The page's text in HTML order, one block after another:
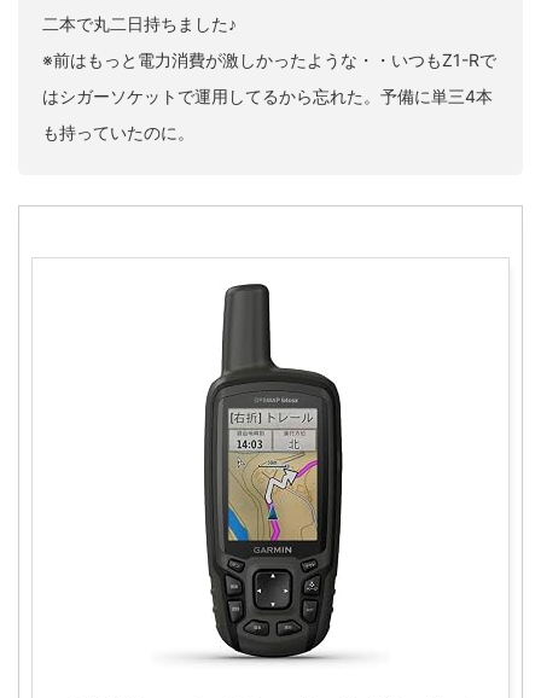
二本で丸二日持ちました♪
※前はもっと電力消費が激しかったような・・いつもZ1-Rで
はシガーソケットで運用してるから忘れた。予備に単三4本
も持っていたのに。